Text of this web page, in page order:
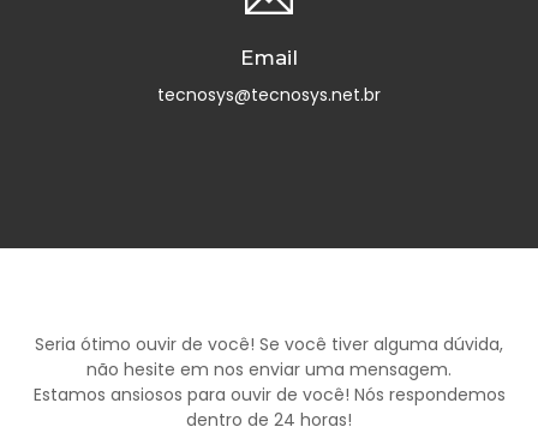
Email
tecnosys@tecnosys.net.br
Seria ótimo ouvir de você! Se você tiver alguma dúvida,
não hesite em nos enviar uma mensagem.
Estamos ansiosos para ouvir de você! Nós respondemos
dentro de 24 horas!